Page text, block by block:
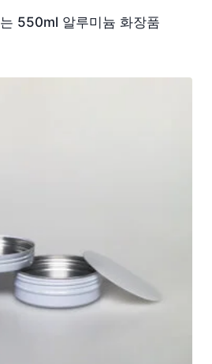
550ml 알루미늄 화장품